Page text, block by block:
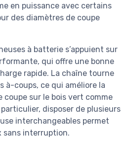
en puissance avec certains
des diamètres de coupe
à batterie s’appuient sur
qui offre une bonne
rapide. La chaîne tourne
à-coups, ce qui améliore la
sur le bois vert comme
disposer de plusieurs
interchangeables permet
sans interruption.